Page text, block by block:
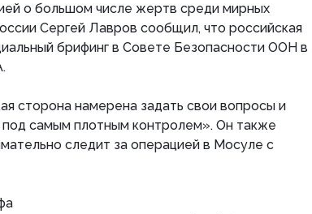
о большом числе жертв среди мирных
Сергей Лавров сообщил, что российская
брифинг в Совете Безопасности ООН в
сторона намерена задать свои вопросы и
самым плотным контролем». Он также
следит за операцией в Мосуле с